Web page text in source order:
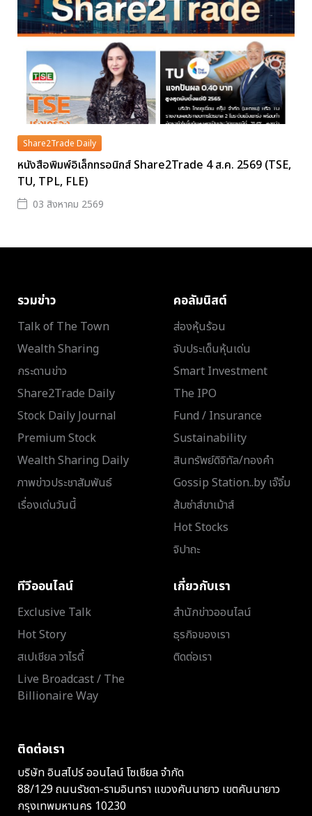
Share2Trade Daily
หนังสือพิมพ์อิเล็กทรอนิกส์ Share2Trade 4 ส.ค. 2569 (TSE,
TU, TPL, FLE)
03 สิงหาคม 2569
รวมข่าว
Talk of The Town
Wealth Sharing
กระดานข่าว
Share2Trade Daily
Stock Daily Journal
Premium Stock
Wealth Sharing Daily
ภาพข่าวประชาสัมพันธ์
เรื่องเด่นวันนี้
คอลัมนิสต์
ส่องหุ้นร้อน
จับประเด็นหุ้นเด่น
Smart Investment
The IPO
Fund / Insurance
Sustainability
สินทรัพย์ดิจิทัล/ทองคำ
Gossip Station..by เจ๊จิ๋ม
ส้มซ่าส์ขาเม้าส์
Hot Stocks
จิปาถะ
ทีวีออนไลน์
Exclusive Talk
Hot Story
สเปเชียล วาไรตี้
Live Broadcast / The
Billionaire Way
เกี่ยวกับเรา
สำนักข่าวออนไลน์
ธุรกิจของเรา
ติดต่อเรา
ติดต่อเรา
บริษัท อินสไปร์ ออนไลน์ โซเชียล จำกัด
88/129 ถนนรัชดา-รามอินทรา แขวงคันนายาว เขตคันนายาว
กรุงเทพมหานคร 10230